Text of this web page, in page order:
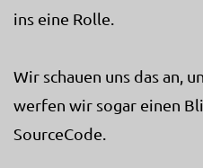
ins eine Rolle.
Wir schauen uns das an,
werfen wir sogar einen
SourceCode.